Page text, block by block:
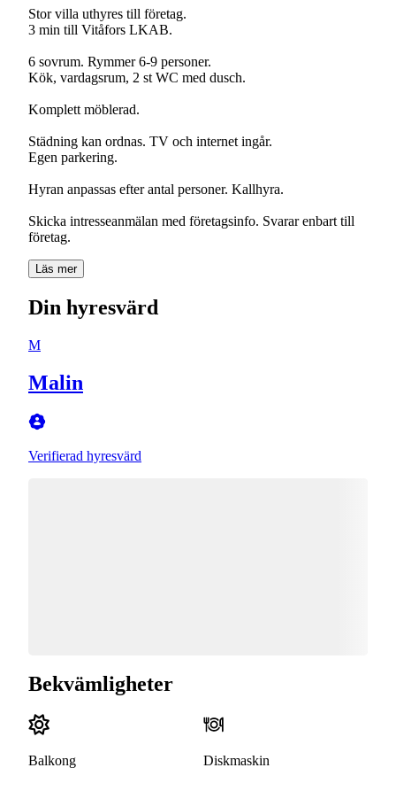
Stor villa uthyres till företag.
3 min till Vitåfors LKAB.
6 sovrum. Rymmer 6-9 personer.
Kök, vardagsrum, 2 st WC med dusch.
Komplett möblerad.
Städning kan ordnas. TV och internet ingår.
Egen parkering.
Hyran anpassas efter antal personer. Kallhyra.
Skicka intresseanmälan med företagsinfo. Svarar enbart till
företag.
Läs mer
Din hyresvärd
M
Malin
Verifierad hyresvärd
Bekvämligheter
Balkong Diskmaskin